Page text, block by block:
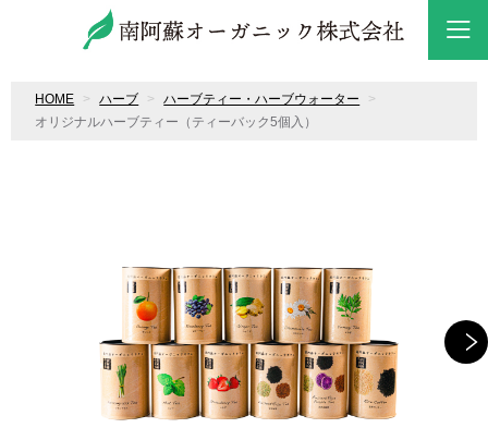
HOME ハーブ
ハーブティー・ハーブウォーター
オリジナルハーブティー（ティーバック5個入）